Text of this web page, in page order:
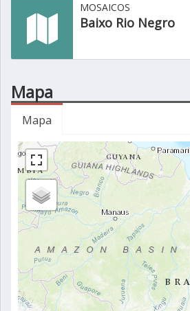
MOSAICOS
Baixo Rio Negro
Mapa
Mapa